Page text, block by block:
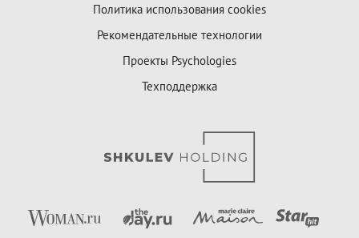
Политика использования cookies
Рекомендательные технологии
Проекты Psychologies
Техподдержка